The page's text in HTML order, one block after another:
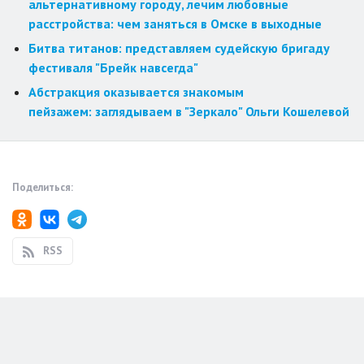
альтернативному городу, лечим любовные
расстройства: чем заняться в Омске в выходные
Битва титанов: представляем судейскую бригаду
фестиваля "Брейк навсегда"
Абстракция оказывается знакомым
пейзажем: заглядываем в "Зеркало" Ольги Кошелевой
Поделиться:
RSS